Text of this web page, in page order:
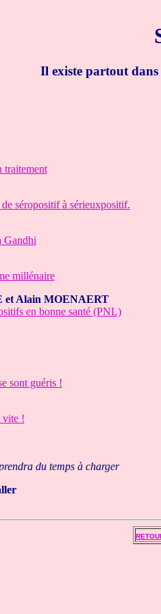
Il existe partout
traitement
séropositif à sérieuxpositif.
Gandhi
millénaire
et Alain MOENAERT
en bonne santé (PNL)
sont guéris !
vite !
du temps à charger